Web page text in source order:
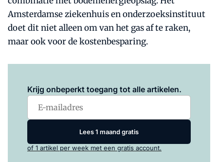
Amsterdamse ziekenhuis en onderzoeksinstituut
doet dit niet alleen om van het gas af te raken,
maar ook voor de kostenbesparing.
Krijg onbeperkt toegang tot alle artikelen.
Lees 1 maand gratis
of 1 artikel per week met een gratis account.